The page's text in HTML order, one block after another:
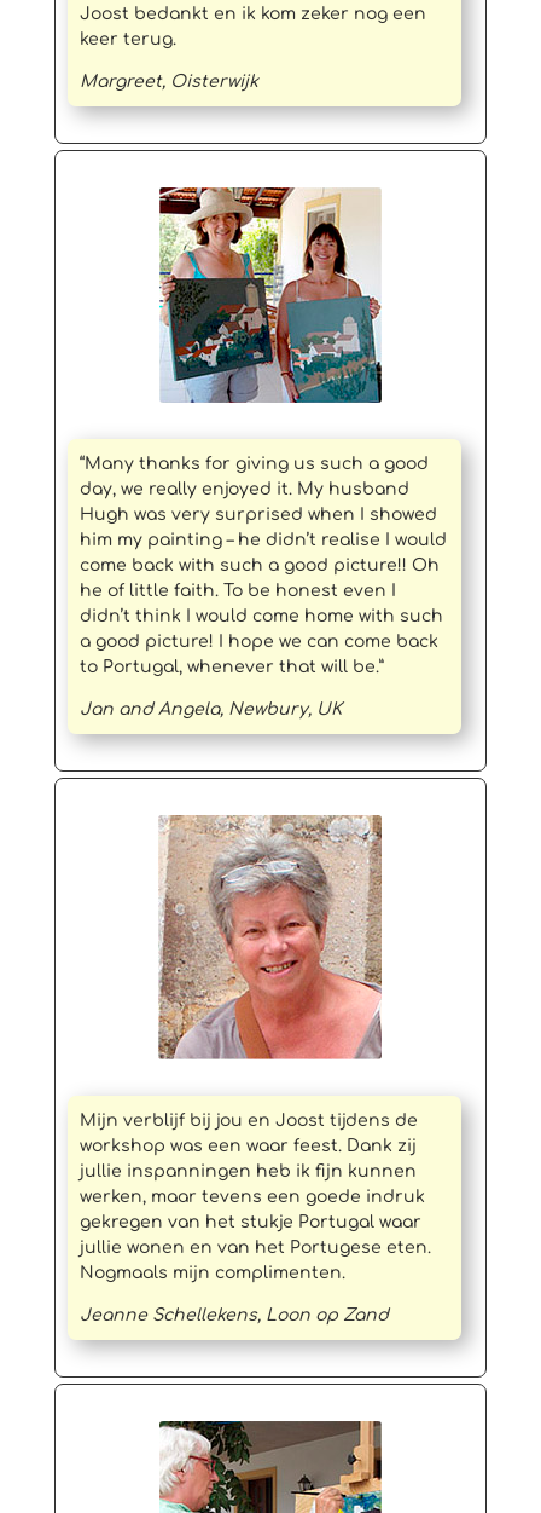
Joost bedankt en ik kom zeker nog een
keer terug.
Margreet, Oisterwijk
“Many thanks for giving us such a good
day, we really enjoyed it. My husband
Hugh was very surprised when I showed
him my painting – he didn’t realise I would
come back with such a good picture!! Oh
he of little faith. To be honest even I
didn’t think I would come home with such
a good picture! I hope we can come back
to Portugal, whenever that will be.”
Jan and Angela, Newbury, UK
Mijn verblijf bij jou en Joost tijdens de
workshop was een waar feest. Dank zij
jullie inspanningen heb ik fijn kunnen
werken, maar tevens een goede indruk
gekregen van het stukje Portugal waar
jullie wonen en van het Portugese eten.
Nogmaals mijn complimenten.
Jeanne Schellekens, Loon op Zand